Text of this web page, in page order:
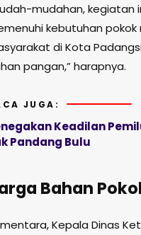
mudahan,
kebutuhan
di Kota
pangan,” harapnya.
JUGA:
Keadilan
Pandang Bulu
Bahan
Kepala Dinas